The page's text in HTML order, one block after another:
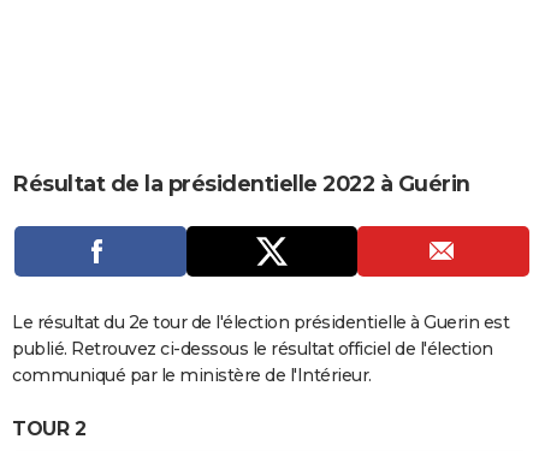
CARTE DE VOEUX
DICTIONNAIRE
Dictionnaire
Biographies
Expressions
Proverbes
PROGRAMME TV
COPAINS D'AVANT
Se connecter
Collèges
Universités
Entreprises
Service militaire
Avis de recherche
AVIS DE DÉCÈS
FORUM
Résultat de la présidentielle 2022 à Guérin
Le résultat du 2e tour de l'élection présidentielle à Guerin est
publié. Retrouvez ci-dessous le résultat officiel de l'élection
communiqué par le ministère de l'Intérieur.
TOUR 2